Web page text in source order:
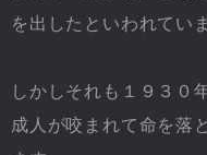
を出したといわれてい
しかしそれも１９３０
成人が咬まれて命を落